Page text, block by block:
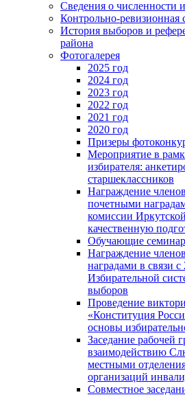
Сведения о численности
Контрольно-ревизионная
История выборов и
района
Фотогалерея
2025 год
2024 год
2023 год
2022 год
2021 год
2020 год
Призеры
Мероприятие в
избирателя:
старшеклассников
Награждение
почетными
комиссии
качественную
Обучающие
Награждение
наградами в связи с
Избирательной
выборов
Проведение
«Конституция
основы
Заседание рабочей
взаимодействию
местными
организаций
Совместное